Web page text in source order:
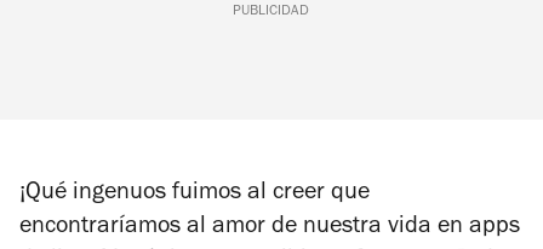
PUBLICIDAD
¡Qué ingenuos fuimos al creer que
encontraríamos al amor de nuestra vida en apps